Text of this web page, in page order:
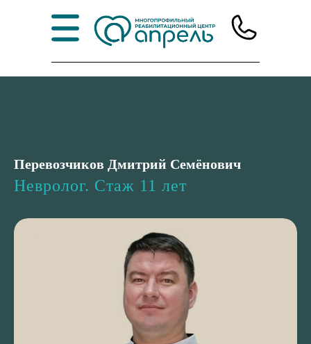
Перевозчиков Дмитрий Семёнович
Невролог. Стаж 11 лет